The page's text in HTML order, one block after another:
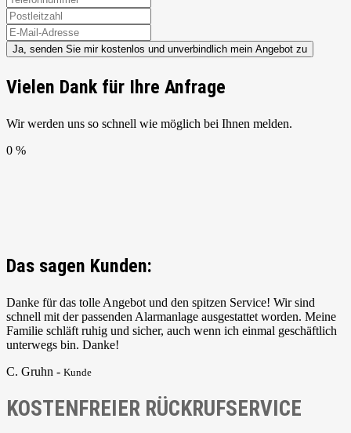
Ja, senden Sie mir kostenlos und unverbindlich mein Angebot zu
Vielen Dank für Ihre Anfrage
Wir werden uns so schnell wie möglich bei Ihnen melden.
0 %
Das sagen Kunden:
Danke für das tolle Angebot und den spitzen Service! Wir sind
schnell mit der passenden Alarmanlage ausgestattet worden. Meine
Familie schläft ruhig und sicher, auch wenn ich einmal geschäftlich
unterwegs bin. Danke!
C. Gruhn - Kunde
KOSTENFREIER RÜCKRUFSERVICE